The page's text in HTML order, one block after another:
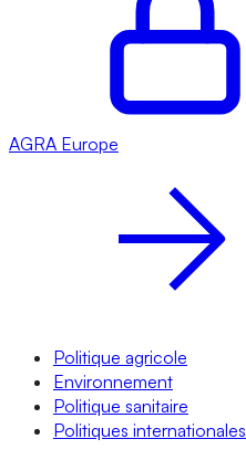
AGRA Europe
Politique agricole
Environnement
Politique sanitaire
Politiques internationales